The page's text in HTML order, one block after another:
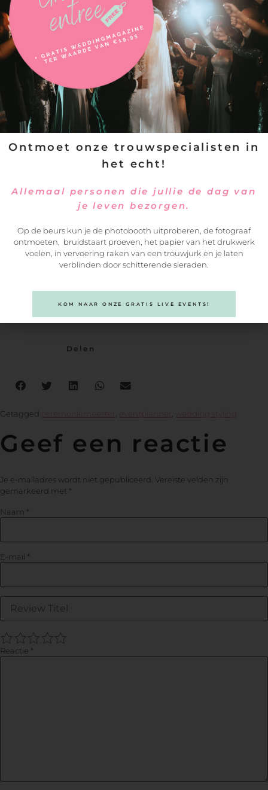
VERSTUREN
Delen
Getagged ceremoniemeester , eventplanner , wedding styling
Geef een reactie
Je e-mailadres wordt niet gepubliceerd. Vereiste velden zijn
gemarkeerd met *
Naam *
E-mail *
5
4
3
2
Reactie *
Ontmoet onze trouwspecialisten in
het echt!
Allemaal personen die jullie de dag van
je leven bezorgen.
Op de beurs kun je de photobooth uitproberen, de fotograaf
ontmoeten, bruidstaart proeven, het papier van het drukwerk
voelen, in vervoering raken van een trouwjurk en je laten
verblinden door schitterende sieraden.
KOM NAAR ONZE GRATIS LIVE EVENTS!